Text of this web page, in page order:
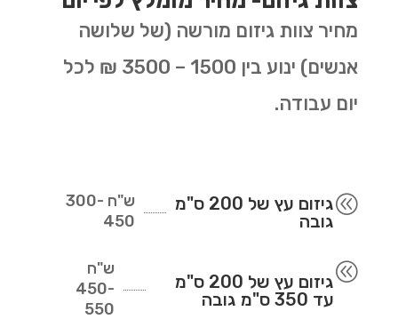
מחיר צוות גיזום מורשה (של שלושה
אנשים) ינוע בין 1500 – 3500 ₪ לכל
יום עבודה.
@
גיזום עץ של 200 ס"מ
גובה
ש"ח 300-
450
@
גיזום עץ של 200 ס"מ
עד 350 ס"מ גובה
ש"ח
450-
550